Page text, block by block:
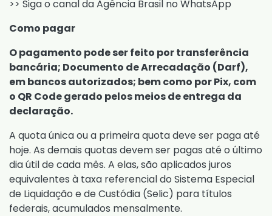
>> Siga o canal da Agência Brasil no WhatsApp
Como pagar
O pagamento pode ser feito por transferência
bancária; Documento de Arrecadação (Darf),
em bancos autorizados; bem como por Pix, com
o QR Code gerado pelos meios de entrega da
declaração.
A quota única ou a primeira quota deve ser paga até
hoje. As demais quotas devem ser pagas até o último
dia útil de cada mês. A elas, são aplicados juros
equivalentes à taxa referencial do Sistema Especial
de Liquidação e de Custódia (Selic) para títulos
federais, acumulados mensalmente.